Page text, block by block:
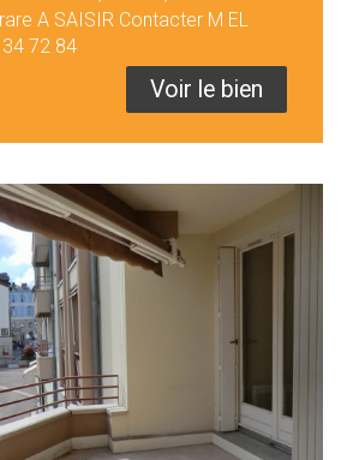
A SAISIR Contacter M EL
34 72 84
Voir le bien